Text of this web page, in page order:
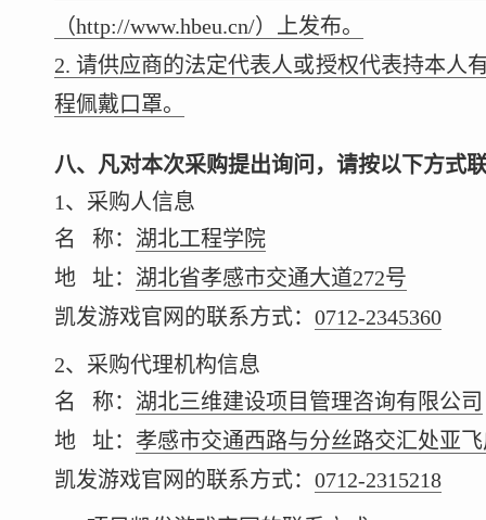
（http://www.hbeu.cn/）上发布。
2. 请供应商的法定代表人或授权代表持本人
程佩戴口罩。
八、凡对本次采购提出询问，请按以下方式
1、采购人信息
名 称： 湖北工程学院
地 址： 湖北省孝感市交通大道272号
凯发游戏官网的联系方式： 0712-2345360
2、采购代理机构信息
名 称： 湖北三维建设项目管理咨询有限公司
地 址： 孝感市交通西路与分丝路交汇处亚
凯发游戏官网的联系方式： 0712-2315218